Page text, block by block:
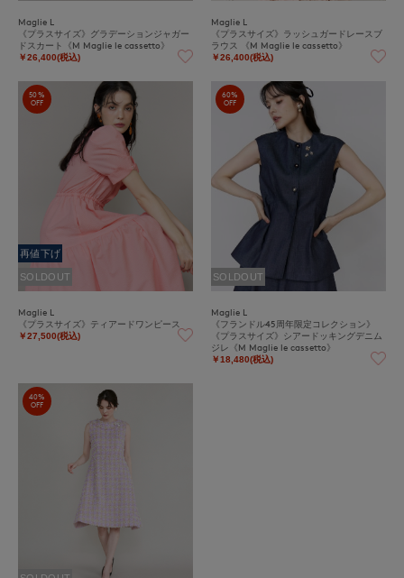
Maglie L
《プラスサイズ》グラデーションジャガー
ドスカート《M Maglie le cassetto》
￥26,400(税込)
Maglie L
《プラスサイズ》ラッシュガードレースブ
ラウス 《M Maglie le cassetto》
￥26,400(税込)
50%
OFF
再値下げ
SOLDOUT
Maglie L
《プラスサイズ》ティアードワンピース
￥27,500(税込)
60%
OFF
SOLDOUT
Maglie L
《フランドル45周年限定コレクション》
《プラスサイズ》シアードッキングデニム
ジレ《M Maglie le cassetto》
￥18,480(税込)
40%
OFF